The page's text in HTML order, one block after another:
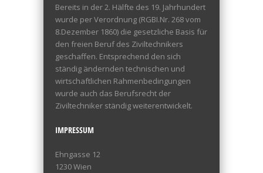
Bereits in der 2. Hälfte des 19. Jahrhundert
wurde per Verordnung (RGBI.Nr. 268 vom
8.Dezember 1860) die gesetzliche Basis für
den freien Beruf des Ziviltechnikers
geschaffen. Entsprechend den sich
ständig ändernden technischen und
wirtschaftlichen Rahmenbedingungen
wurde auch das Berufsrecht der
Ziviltechniker ständig weiterentwickelt.
IMPRESSUM
Ehngasse 12
1230 Wien